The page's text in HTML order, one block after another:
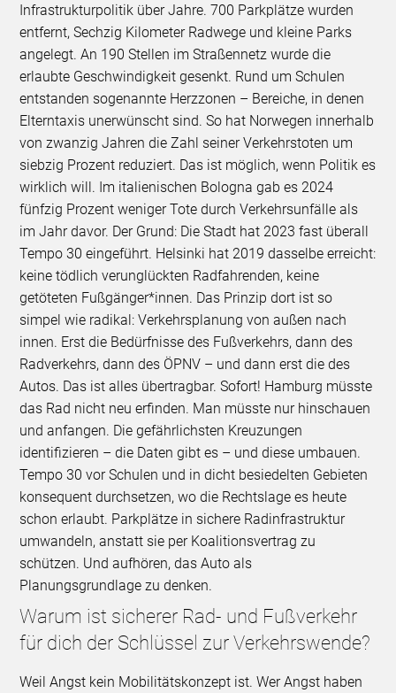
Infrastrukturpolitik über Jahre. 700 Parkplätze wurden
entfernt, Sechzig Kilometer Radwege und kleine Parks
angelegt. An 190 Stellen im Straßennetz wurde die
erlaubte Geschwindigkeit gesenkt. Rund um Schulen
entstanden sogenannte Herzzonen – Bereiche, in denen
Elterntaxis unerwünscht sind. So hat Norwegen innerhalb
von zwanzig Jahren die Zahl seiner Verkehrstoten um
siebzig Prozent reduziert. Das ist möglich, wenn Politik es
wirklich will. Im italienischen Bologna gab es 2024
fünfzig Prozent weniger Tote durch Verkehrsunfälle als
im Jahr davor. Der Grund: Die Stadt hat 2023 fast überall
Tempo 30 eingeführt. Helsinki hat 2019 dasselbe erreicht:
keine tödlich verunglückten Radfahrenden, keine
getöteten Fußgänger*innen. Das Prinzip dort ist so
simpel wie radikal: Verkehrsplanung von außen nach
innen. Erst die Bedürfnisse des Fußverkehrs, dann des
Radverkehrs, dann des ÖPNV – und dann erst die des
Autos. Das ist alles übertragbar. Sofort! Hamburg müsste
das Rad nicht neu erfinden. Man müsste nur hinschauen
und anfangen. Die gefährlichsten Kreuzungen
identifizieren – die Daten gibt es – und diese umbauen.
Tempo 30 vor Schulen und in dicht besiedelten Gebieten
konsequent durchsetzen, wo die Rechtslage es heute
schon erlaubt. Parkplätze in sichere Radinfrastruktur
umwandeln, anstatt sie per Koalitionsvertrag zu
schützen. Und aufhören, das Auto als
Planungsgrundlage zu denken.
Warum ist sicherer Rad- und Fußverkehr
für dich der Schlüssel zur Verkehrswende?
Weil Angst kein Mobilitätskonzept ist. Wer Angst haben